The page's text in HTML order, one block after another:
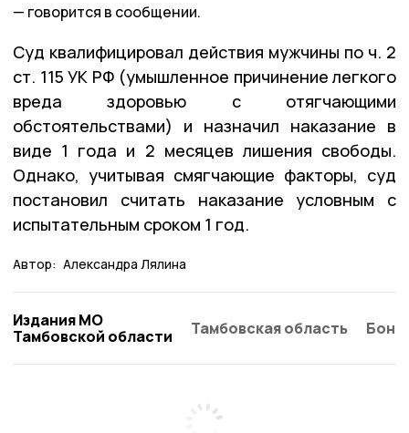
говорится в сообщении.
Суд квалифицировал действия мужчины по ч. 2
ст. 115 УК РФ (умышленное причинение легкого
вреда здоровью с отягчающими
обстоятельствами) и назначил наказание в
виде 1 года и 2 месяцев лишения свободы.
Однако, учитывая смягчающие факторы, суд
постановил считать наказание условным с
испытательным сроком 1 год.
Автор: Александра Лялина
Издания МО
Тамбовской области
Тамбовская область